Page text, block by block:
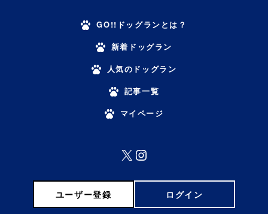
GO!!ドッグランとは？
新着ドッグラン
人気のドッグラン
記事一覧
マイページ
X Instagram
ユーザー登録 ログイン